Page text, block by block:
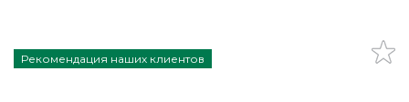
Рекомендация наших клиентов